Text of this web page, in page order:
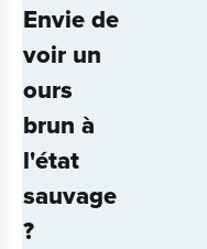
Envie de
voir un
ours
brun à
l'état
sauvage
?